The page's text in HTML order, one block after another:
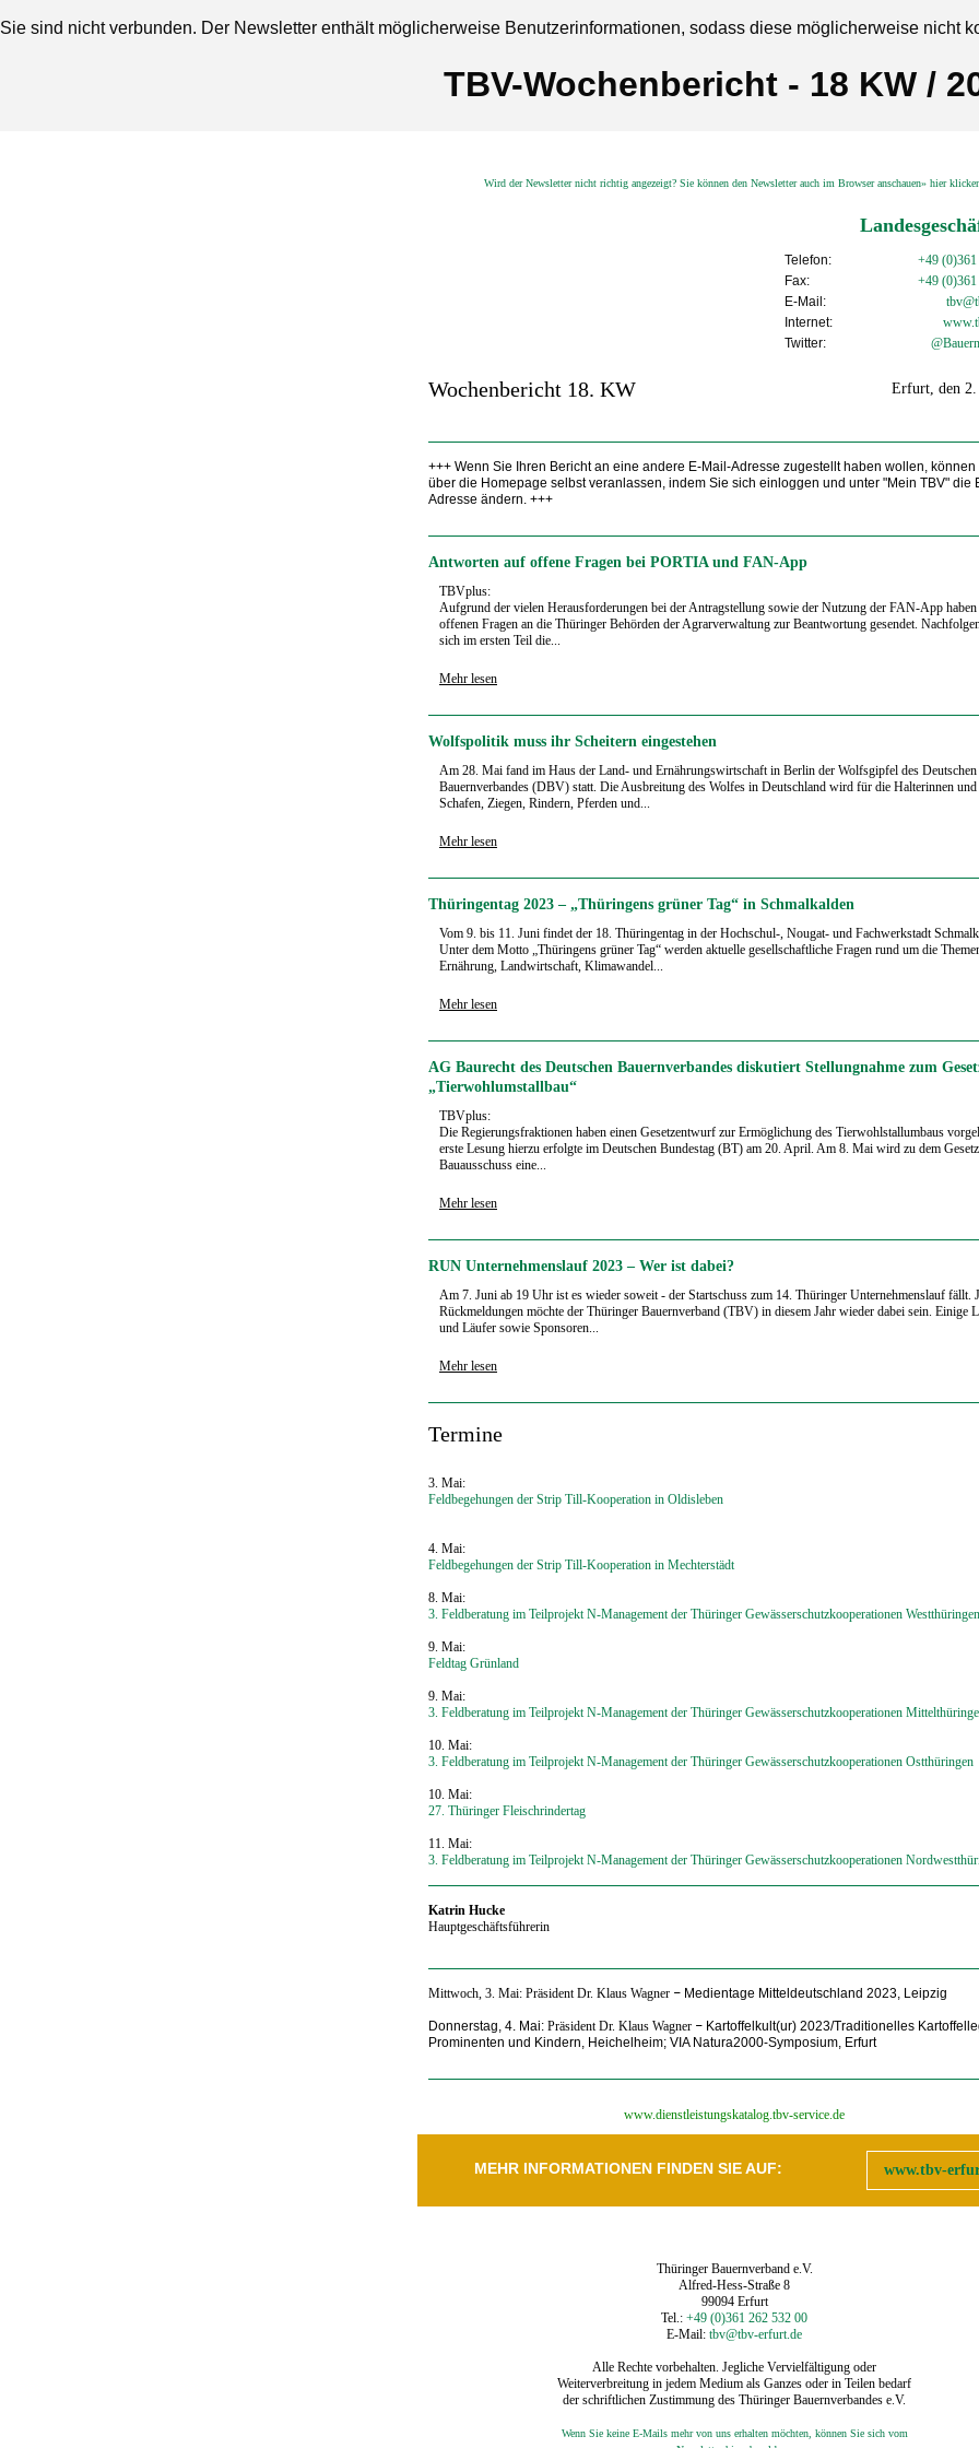
Sie sind nicht verbunden. Der Newsletter enthält möglicherweise Benutzerinformationen, sodass diese möglicherweise nicht
TBV-Wochenbericht - 18 KW /
Wird der Newsletter nicht richtig angezeigt? Sie können den Newsletter auch im Browser anschauen» hier
Telefon:
+49
Fax:
+49
E-Mail:
Internet:
Twitter:
Wochenbericht 18. KW Erfurt, den
+++ Wenn Sie Ihren Bericht an eine andere E-Mail-Adresse zugestellt haben wollen, können
über die Homepage selbst veranlassen, indem Sie sich einloggen und unter "Mein TBV" die
Adresse ändern. +++
Antworten auf offene Fragen bei PORTIA und FAN-App
TBVplus:
Aufgrund der vielen Herausforderungen bei der Antragstellung sowie der Nutzung der FAN-App
offenen Fragen an die Thüringer Behörden der Agrarverwaltung zur Beantwortung gesendet.
sich im ersten Teil die...
Mehr lesen
Wolfspolitik muss ihr Scheitern eingestehen
Am 28. Mai fand im Haus der Land- und Ernährungswirtschaft in Berlin der Wolfsgipfel des Deutschen
Bauernverbandes (DBV) statt. Die Ausbreitung des Wolfes in Deutschland wird für die Halterinnen
Schafen, Ziegen, Rindern, Pferden und...
Mehr lesen
Thüringentag 2023 – „Thüringens grüner Tag“ in Schmalkalden
Vom 9. bis 11. Juni findet der 18. Thüringentag in der Hochschul-, Nougat- und Fachwerkstadt
Unter dem Motto „Thüringens grüner Tag“ werden aktuelle gesellschaftliche Fragen rund um die
Ernährung, Landwirtschaft, Klimawandel...
Mehr lesen
AG Baurecht des Deutschen Bauernverbandes diskutiert Stellungnahme zum
„Tierwohlumstallbau“
TBVplus:
Die Regierungsfraktionen haben einen Gesetzentwurf zur Ermöglichung des Tierwohlstallumbaus
erste Lesung hierzu erfolgte im Deutschen Bundestag (BT) am 20. April. Am 8. Mai wird zu dem
Bauausschuss eine...
Mehr lesen
RUN Unternehmenslauf 2023 – Wer ist dabei?
Am 7. Juni ab 19 Uhr ist es wieder soweit - der Startschuss zum 14. Thüringer Unternehmenslauf fällt.
Rückmeldungen möchte der Thüringer Bauernverband (TBV) in diesem Jahr wieder dabei sein. Einige
und Läufer sowie Sponsoren...
Mehr lesen
‍Termine
3. Mai:
Feldbegehungen der Strip Till-Kooperation in Oldisleben
4. Mai:
Feldbegehungen der Strip Till-Kooperation in Mechterstädt
8. Mai:
3. Feldberatung im Teilprojekt N-Management der Thüringer Gewässerschutzkooperationen Westthüringen
9. Mai:
Feldtag Grünland
9. Mai:
3. Feldberatung im Teilprojekt N-Management der Thüringer Gewässerschutzkooperationen
10. Mai:
3. Feldberatung im Teilprojekt N-Management der Thüringer Gewässerschutzkooperationen Ostthüringen
10. Mai:
27. Thüringer Fleischrindertag
11. Mai:
3. Feldberatung im Teilprojekt N-Management der Thüringer Gewässerschutzkooperationen
‍Katrin Hucke
Hauptgeschäftsführerin
Mittwoch, 3. Mai: Präsident Dr. Klaus Wagner – Medientage Mitteldeutschland 2023, Leipzig
Donnerstag, 4. Mai: Präsident Dr. Klaus Wagner – Kartoffelkult(ur) 2023/Traditionelles
Prominenten und Kindern, Heichelheim; VIA Natura2000-Symposium, Erfurt
‍www.dienstleistungskatalog.tbv-service.de
MEHR INFORMATIONEN FINDEN SIE AUF: www.tbv-
Thüringer Bauernverband e.V.
Alfred-Hess-Straße 8
99094 Erfurt
Tel.: +49 (0)361 262 532 00
E-Mail: tbv@tbv-erfurt.de
Alle Rechte vorbehalten. Jegliche Vervielfältigung oder
Weiterverbreitung in jedem Medium als Ganzes oder in Teilen bedarf
der schriftlichen Zustimmung des Thüringer Bauernverbandes e.V.
Wenn Sie keine E-Mails mehr von uns erhalten möchten, können Sie sich vom